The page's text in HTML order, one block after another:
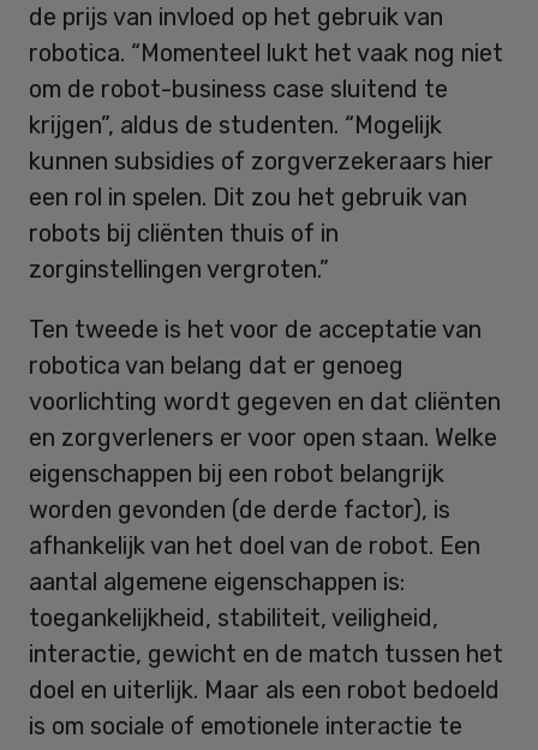
de prijs van invloed op het gebruik van
robotica. “Momenteel lukt het vaak nog niet
om de robot-business case sluitend te
krijgen”, aldus de studenten. “Mogelijk
kunnen subsidies of zorgverzekeraars hier
een rol in spelen. Dit zou het gebruik van
robots bij cliënten thuis of in
zorginstellingen vergroten.”
Ten tweede is het voor de acceptatie van
robotica van belang dat er genoeg
voorlichting wordt gegeven en dat cliënten
en zorgverleners er voor open staan. Welke
eigenschappen bij een robot belangrijk
worden gevonden (de derde factor), is
afhankelijk van het doel van de robot. Een
aantal algemene eigenschappen is:
toegankelijkheid, stabiliteit, veiligheid,
interactie, gewicht en de match tussen het
doel en uiterlijk. Maar als een robot bedoeld
is om sociale of emotionele interactie te